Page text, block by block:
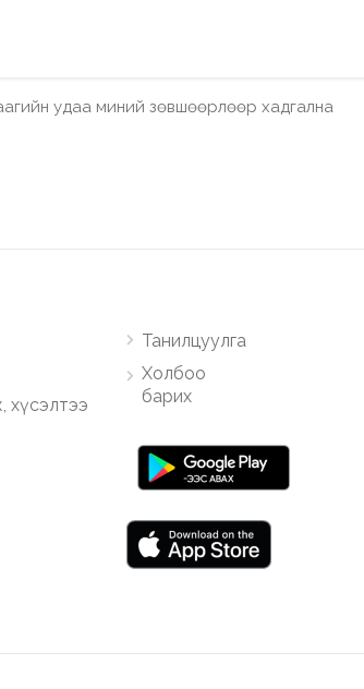
удаа миний зөвшөөрлөөр хадгална
хүсэлтээ
Танилцуулга
Холбоо
барих